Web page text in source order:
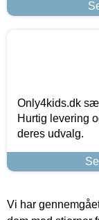
Only4kids.dk
Hurtig levering
deres udvalg.
Vi har